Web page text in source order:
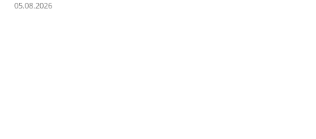
05.08.2026